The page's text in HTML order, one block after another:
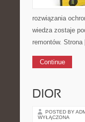
rozwiązania
wiedza zostaje
remontów.
Continue
DIOR
POSTED BY
WYŁĄCZONA